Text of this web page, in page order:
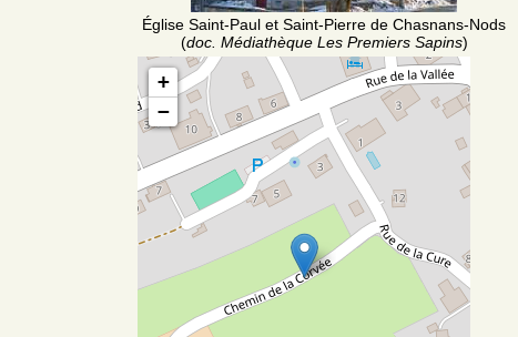
Église Saint-Paul et Saint-Pierre de Chasnans-Nods
(doc. Médiathèque Les Premiers Sapins)
+
−